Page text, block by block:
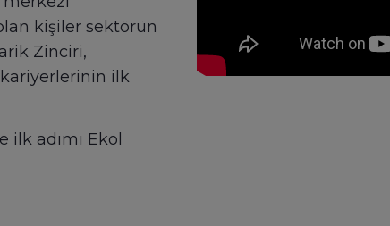
kişiler sektörün
Zinciri,
kariyerlerinin ilk
adımı Ekol